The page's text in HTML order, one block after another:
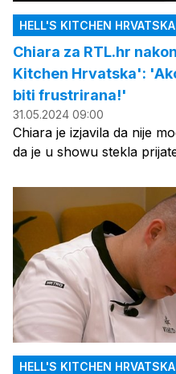
HELL'S KITCHEN HRVATSKA
Chiara za RTL.hr
Kitchen Hrvatska':
biti frustrirana!'
31.05.2024 09:00
Chiara je izjavila da nije
da je u showu stekla
HELL'S KITCHEN HRVATSKA